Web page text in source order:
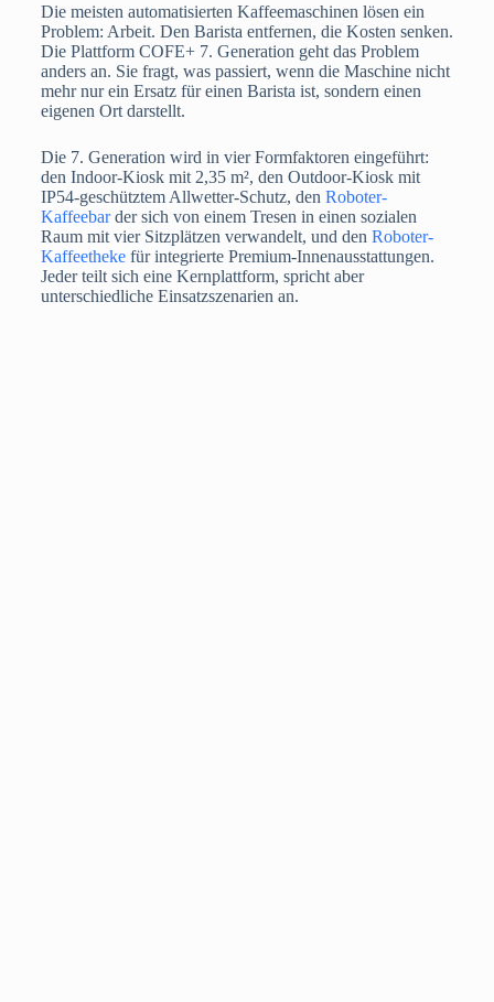
Die meisten automatisierten Kaffeemaschinen lösen ein
Problem: Arbeit. Den Barista entfernen, die Kosten senken.
Die Plattform COFE+ 7. Generation geht das Problem
anders an. Sie fragt, was passiert, wenn die Maschine nicht
mehr nur ein Ersatz für einen Barista ist, sondern einen
eigenen Ort darstellt.
Die 7. Generation wird in vier Formfaktoren eingeführt:
den Indoor-Kiosk mit 2,35 m², den Outdoor-Kiosk mit
IP54-geschütztem Allwetter-Schutz, den Roboter-
Kaffeebarder sich von einem Tresen in einen sozialen
Raum mit vier Sitzplätzen verwandelt, und den Roboter-
Kaffeethekefür integrierte Premium-Innenausstattungen.
Jeder teilt sich eine Kernplattform, spricht aber
unterschiedliche Einsatzszenarien an.